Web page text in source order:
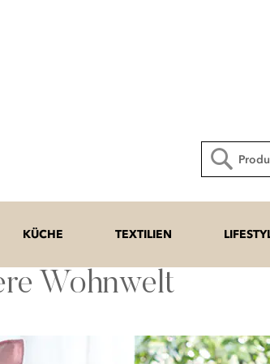
KÜCHE TEXTILIEN
Wohnwelt